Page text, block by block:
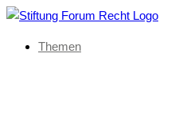
Themen